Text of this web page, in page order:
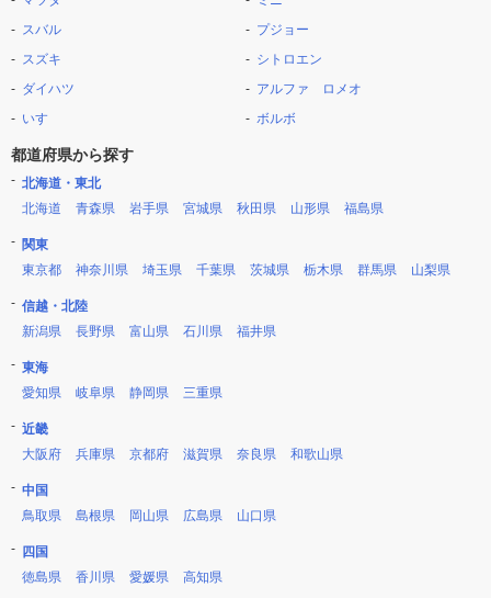
スバル
スズキ
ダイハツ
いすゞ
プジョー
シトロエン
アルファ ロメオ
ボルボ
都道府県から探す
北海道・東北
北海道
青森県 岩手県 宮城県 秋田県 山形県 福島県
関東
東京都
神奈川県 埼玉県 千葉県 茨城県 栃木県 群馬県 山梨県
信越・北陸
新潟県
長野県 富山県 石川県 福井県
東海
愛知県
岐阜県 静岡県 三重県
近畿
大阪府
兵庫県 京都府 滋賀県 奈良県 和歌山県
中国
鳥取県
島根県 岡山県 広島県 山口県
四国
徳島県
香川県 愛媛県 高知県